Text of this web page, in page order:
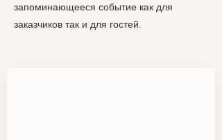
запоминающееся событие как для
заказчиков так и для гостей.